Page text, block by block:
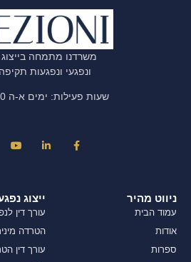
משרדנו מתמחה בייצוג
ונפגעי ונפגעות
שעות פעילות: ימים א-ה 9:00-19:00
ניווט מהיר
עמוד הבית
אודות
ספרות
ייצוג
עורך דין
הטרדה
עורך דין